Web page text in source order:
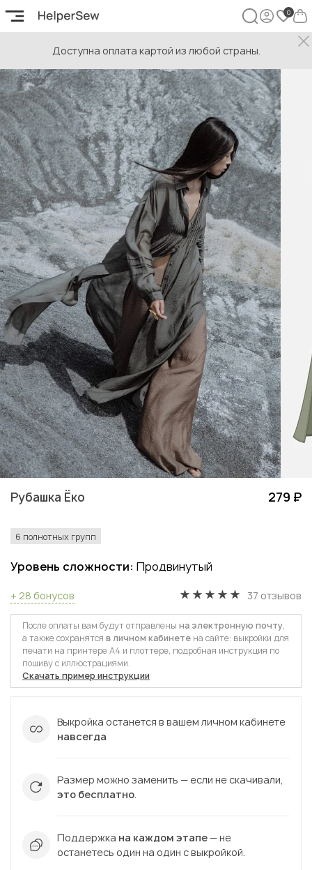
Доступна оплата картой из любой страны.
Рубашка Ёко 279 ₽
6 полнотных групп
Уровень сложности: Продвинутый
+ 28 бонусов 37 отзывов
После оплаты вам будут отправлены на электронную почту,
а также сохранятся в личном кабинете на сайте: выкройки для
печати на принтере А4 и плоттере, подробная инструкция по
пошиву с иллюстрациями.
Скачать пример инструкции
Выкройка останется в вашем личном кабинете
навсегда
Размер можно заменить — если не скачивали,
это бесплатно.
Поддержка на каждом этапе — не
останетесь один на один с выкройкой.